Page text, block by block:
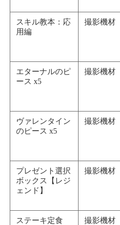
スキル教本：応
用編
撮影機材
エターナルのピ
ース x5
撮影機材
ヴァレンタイン
のピース x5
撮影機材
プレゼント選択
ボックス【レジ
ェンド】
撮影機材
ステーキ定食 撮影機材